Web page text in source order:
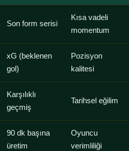
Son form serisi
Kısa vadeli
momentum
xG (beklenen
gol)
Pozisyon
kalitesi
Karşılıklı
geçmiş
Tarihsel eğilim
90 dk başına
üretim
Oyuncu
verimliliği